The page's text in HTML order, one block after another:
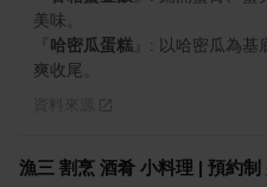
哈密瓜蛋糕
: 以哈密瓜為基
爽收尾。
漁三 割烹 酒肴 小料理 | 預約